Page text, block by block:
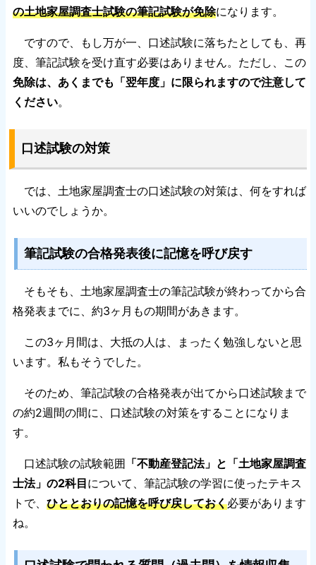
の土地家屋調査士試験の筆記試験が免除になります。
ですので、もし万が一、口述試験に落ちたとしても、再
度、筆記試験を受け直す必要はありません。ただし、この
免除は、あくまでも「翌年度」に限られますので注意して
ください。
口述試験の対策
では、土地家屋調査士の口述試験の対策は、何をすれば
いいのでしょうか。
筆記試験の合格発表後に記憶を呼び戻す
そもそも、土地家屋調査士の筆記試験が終わってから合
格発表までに、約3ヶ月もの期間があきます。
この3ヶ月間は、大抵の人は、まったく勉強しないと思
います。私もそうでした。
そのため、筆記試験の合格発表が出てから口述試験まで
の約2週間の間に、口述試験の対策をすることになりま
す。
口述試験の試験範囲 「不動産登記法」と「土地家屋調査
士法」の2科目について、筆記試験の学習に使ったテキス
トで、 ひととおりの記憶を呼び戻しておく必要があります
ね。